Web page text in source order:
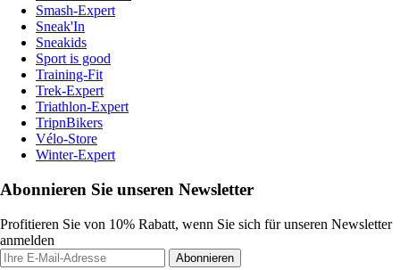
Smash-Expert
Sneak'In
Sneakids
Sport is good
Training-Fit
Trek-Expert
Triathlon-Expert
TripnBikers
Vélo-Store
Winter-Expert
Abonnieren Sie unseren Newsletter
Profitieren Sie von 10% Rabatt, wenn Sie sich für unseren Newsletter
anmelden
Abonnieren